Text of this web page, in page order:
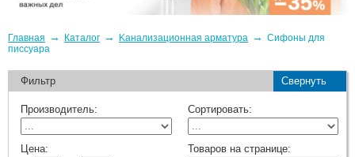
Главная → Каталог → Kaнaлизaционнaя apматypa → Сифоны для
писсуара
Фильтр Свернуть
Производитель: Сортировать:
Цена:
Товаров на странице: